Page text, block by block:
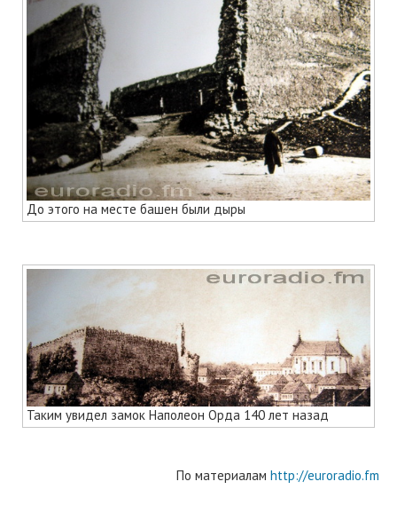
До этого на месте башен были дыры
Таким увидел замок Наполеон Орда 140 лет назад
По материалам http://euroradio.fm